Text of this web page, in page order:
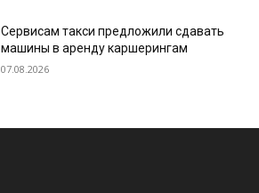
Сервисам такси предложили сдавать
машины в аренду каршерингам
07.08.2026